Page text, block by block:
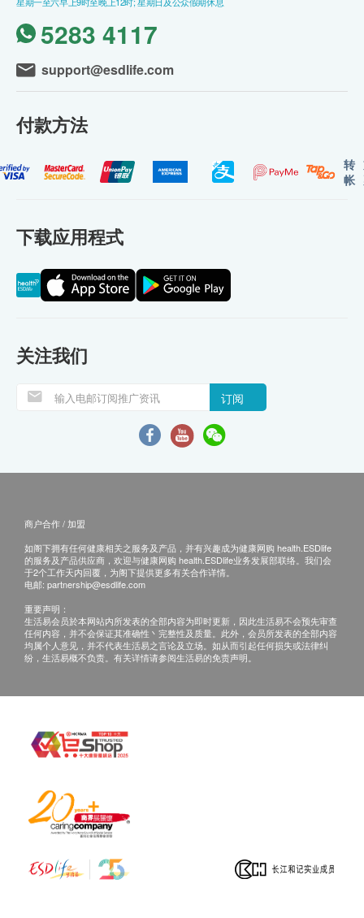
5283 4117
support@esdlife.com
付款方法
转
帐
下载应用程式
关注我们
订阅
商户合作 / 加盟
如阁下拥有任何健康相关之服务及产品，并有兴趣成为健康网购 health.ESDlife
的服务及产品供应商，欢迎与健康网购 health.ESDlife业务发展部联络。我们会
于2个工作天内回覆，为阁下提供更多有关合作详情。
电邮: partnership@esdlife.com
重要声明：
生活易会员於本网站内所发表的全部内容为即时更新，因此生活易不会预先审查
任何内容，并不会保证其准确性丶完整性及质量。此外，会员所发表的全部内容
均属个人意见，并不代表生活易之言论及立场。如从而引起任何损失或法律纠
纷，生活易概不负责。有关详情请参阅生活易的免责声明。